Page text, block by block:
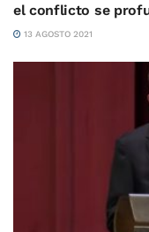
el conflicto se
13 AGOSTO 2021